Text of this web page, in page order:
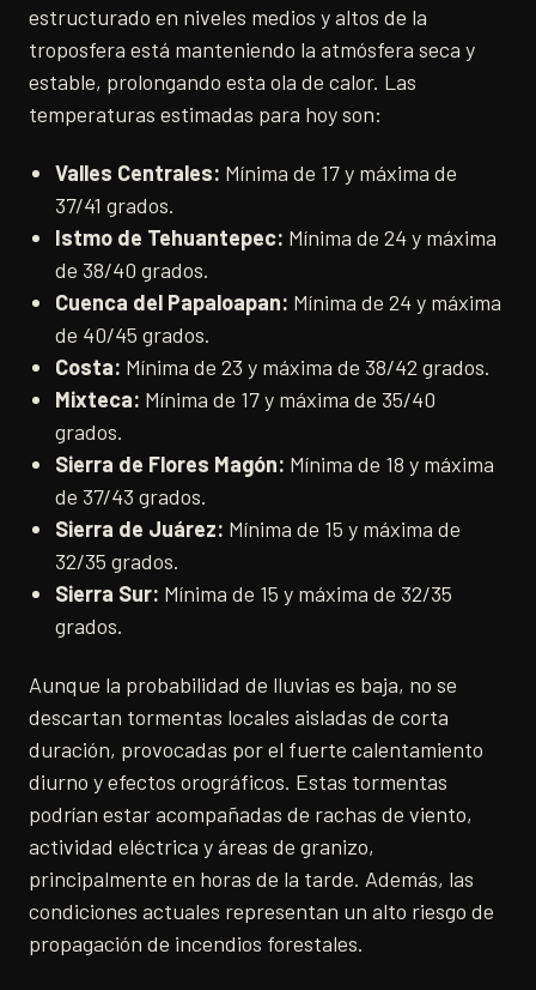
estructurado en niveles medios y altos de la
troposfera está manteniendo la atmósfera seca y
estable, prolongando esta ola de calor. Las
temperaturas estimadas para hoy son:
Valles Centrales: Mínima de 17 y máxima de
37/41 grados.
Istmo de Tehuantepec: Mínima de 24 y máxima
de 38/40 grados.
Cuenca del Papaloapan: Mínima de 24 y máxima
de 40/45 grados.
Costa: Mínima de 23 y máxima de 38/42 grados.
Mixteca: Mínima de 17 y máxima de 35/40
grados.
Sierra de Flores Magón: Mínima de 18 y máxima
de 37/43 grados.
Sierra de Juárez: Mínima de 15 y máxima de
32/35 grados.
Sierra Sur: Mínima de 15 y máxima de 32/35
grados.
Aunque la probabilidad de lluvias es baja, no se
descartan tormentas locales aisladas de corta
duración, provocadas por el fuerte calentamiento
diurno y efectos orográficos. Estas tormentas
podrían estar acompañadas de rachas de viento,
actividad eléctrica y áreas de granizo,
principalmente en horas de la tarde. Además, las
condiciones actuales representan un alto riesgo de
propagación de incendios forestales.